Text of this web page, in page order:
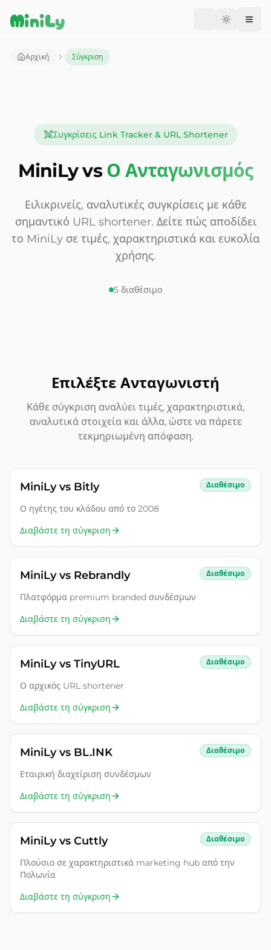
MiniLy Change
Αρχική Σύγκριση
Συγκρίσεις Link Tracker & URL Shortener
MiniLy vs Ο Ανταγωνισμός
Ειλικρινείς, αναλυτικές συγκρίσεις με κάθε
σημαντικό URL shortener. Δείτε πώς αποδίδει
το MiniLy σε τιμές, χαρακτηριστικά και ευκολία
χρήσης.
5 διαθέσιμο
Επιλέξτε Ανταγωνιστή
Κάθε σύγκριση αναλύει τιμές, χαρακτηριστικά,
αναλυτικά στοιχεία και άλλα, ώστε να πάρετε
τεκμηριωμένη απόφαση.
MiniLy vs Bitly Διαθέσιμο
Ο ηγέτης του κλάδου από το 2008
Διαβάστε τη σύγκριση
MiniLy vs Rebrandly Διαθέσιμο
Πλατφόρμα premium branded συνδέσμων
Διαβάστε τη σύγκριση
MiniLy vs TinyURL Διαθέσιμο
Ο αρχικός URL shortener
Διαβάστε τη σύγκριση
MiniLy vs BL.INK Διαθέσιμο
Εταιρική διαχείριση συνδέσμων
Διαβάστε τη σύγκριση
MiniLy vs Cuttly Διαθέσιμο
Πλούσιο σε χαρακτηριστικά marketing hub από την
Πολωνία
Διαβάστε τη σύγκριση